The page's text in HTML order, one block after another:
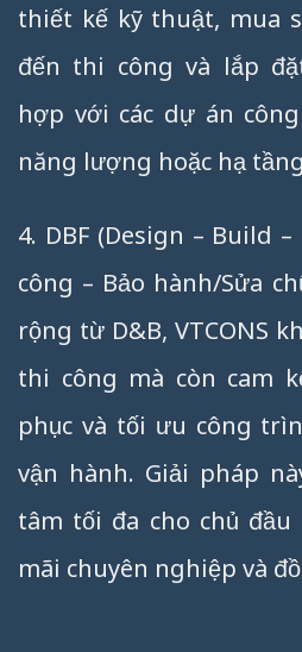
thiết kế kỹ thuật, mua
đến thi công và lắp
hợp với các dự án
năng lượng hoặc hạ
4. DBF (Design – Build
công – Bảo hành/Sửa
rộng từ D&B, VTCONS
thi công mà còn cam
phục và tối ưu công
vận hành. Giải pháp
tâm tối đa cho chủ
mãi chuyên nghiệp và